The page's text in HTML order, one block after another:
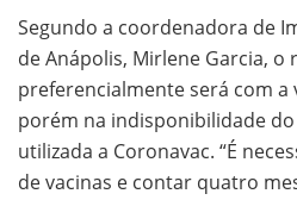
Segundo a coordenadora de
de Anápolis, Mirlene Garcia, o
preferencialmente será com a
porém na indisponibilidade
utilizada a Coronavac. “É
de vacinas e contar quatro